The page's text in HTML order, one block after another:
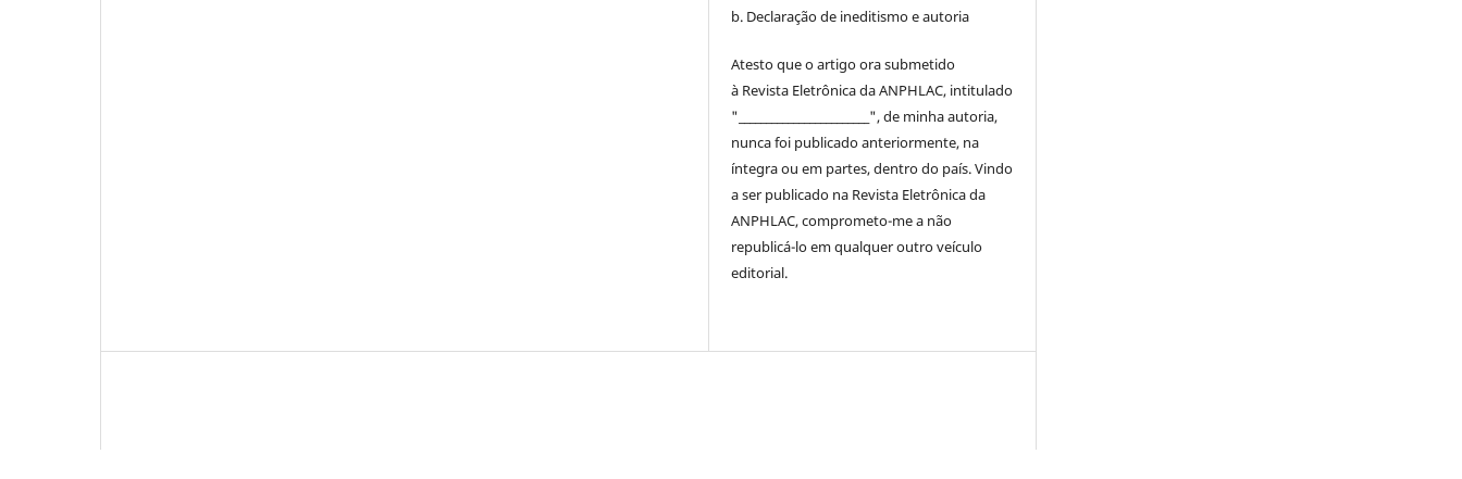
b. Declaração de ineditismo e autoria
Atesto que o artigo ora submetido
à Revista Eletrônica da ANPHLAC, intitulado
"________________________", de minha autoria,
nunca foi publicado anteriormente, na
íntegra ou em partes, dentrodo país. Vindo
a ser publicado na Revista Eletrônica da
ANPHLAC, comprometo-me a não
republicá-lo em qualquer outro veículo
editorial.